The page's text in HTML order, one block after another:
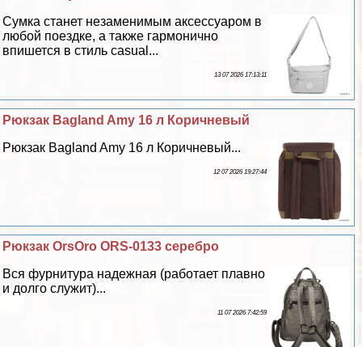
Сумка станет незаменимым аксессуаром в
любой поездке, а также гармонично
впишется в стиль casual...
13 07 2026 17:13:11
Рюкзак Bagland Amy 16 л Коричневый
Рюкзак Bagland Amy 16 л Коричневый...
12 07 2026 19:27:44
Рюкзак OrsOro ORS-0133 серебро
Вся фурнитура надежная (работает плавно
и долго служит)...
11 07 2026 7:42:59